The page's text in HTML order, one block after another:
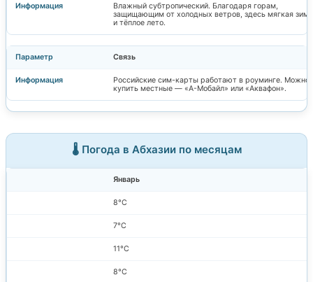
Влажный субтропический. Благодаря горам,
защищающим от холодных ветров, здесь мягкая зима
и тёплое лето.
Связь
Российские сим-карты работают в роуминге. Можно
купить местные — «А-Мобайл» или «Аквафон».
🌡️ Погода в Абхазии по месяцам
Январь
8°C
7°C
11°C
8°C